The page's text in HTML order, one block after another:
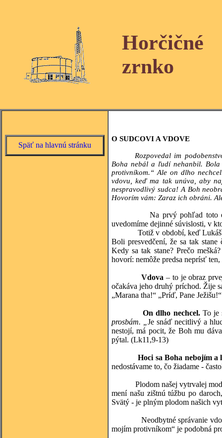
Horčičné
zrnko
Späť na hlavnú stránku
O SUDCOVI A VDOVE
Rozpovedal im
Boha nebál a ľudí nehanbil.
protivníkom.“ Ale on dlho
vdovu, keď ma tak unúva, aby
nespravodlivý sudca! A Boh
Hovorím vám: Zaraz ich obráni.
Na prvý pohľad toto
uvedomíme dejinné súvislosti, v
Totiž v období, keď Lukáš
Boli presvedčení, že sa tak stane
Kedy sa tak stane? Prečo
hovorí: nemôže predsa neprísť
Vdova – to je obraz
očakáva jeho druhý príchod. Žije
„Marana tha!“ „Príď, Pane
On dlho nechcel.To je
prosbám. „ Je snáď necitlivý a
nestojí, má pocit, že Boh mu
pýtal. (Lk11,9-13)
Hoci sa Boha nebojím
nedostávame to, čo žiadame -
Plodom našej vytrvalej
mení našu zištnú túžbu po
Svätý - je plným plodom našich
Neodbytné správanie vdovy
mojím protivníkom“ je podobná